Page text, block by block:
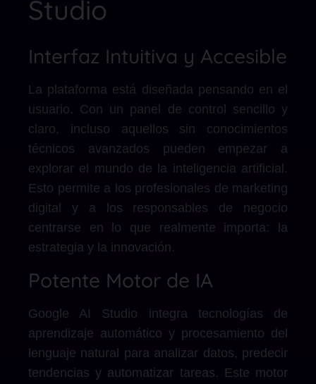
Studio
Interfaz Intuitiva y Accesible
La plataforma está diseñada pensando en el
usuario. Con un panel de control sencillo y
claro, incluso aquellos sin conocimientos
técnicos avanzados pueden empezar a
explorar el mundo de la inteligencia artificial.
Esto permite a los profesionales de marketing
digital y a los responsables de negocio
centrarse en lo que realmente importa: la
estrategia y la innovación.
Potente Motor de IA
Google AI Studio integra tecnologías de
aprendizaje automático y procesamiento del
lenguaje natural para analizar datos, predecir
tendencias y automatizar tareas. Este motor